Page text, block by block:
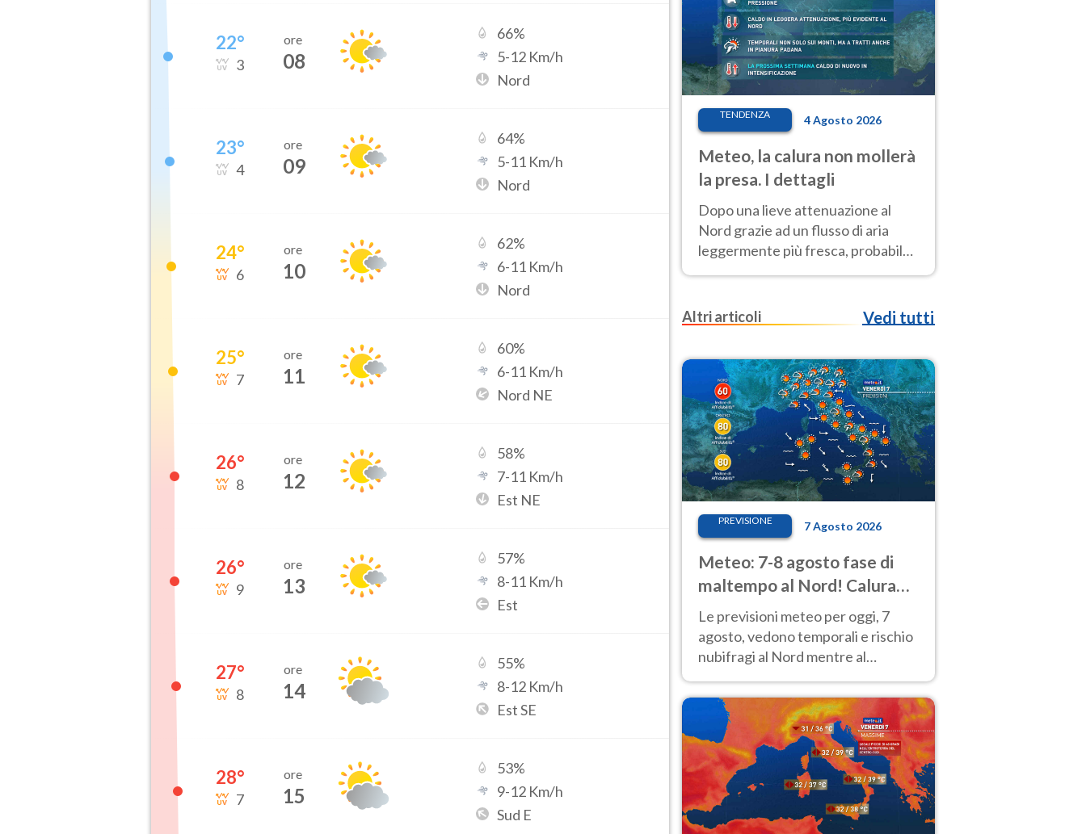
22°
3
ore
08
66%
5-12 Km/h
Nord
23°
4
ore
09
64%
5-11 Km/h
Nord
24°
6
ore
10
62%
6-11 Km/h
Nord
25°
7
ore
11
60%
6-11 Km/h
Nord NE
26°
8
ore
12
58%
7-11 Km/h
Est NE
26°
9
ore
13
57%
8-11 Km/h
Est
27°
8
ore
14
55%
8-12 Km/h
Est SE
28°
7
ore
15
53%
9-12 Km/h
Sud E
TENDENZA 4 Agosto 2026
Meteo, la calura non mollerà
la presa. I dettagli
Dopo una lieve attenuazione al
Nord grazie ad un flusso di aria
leggermente più fresca, probabile
nuovo rinforzo dell’anticiclone
Altri articoli
Vedi tutti
PREVISIONE 7 Agosto 2026
Meteo: 7-8 agosto fase di
maltempo al Nord! Calura
fino a Ferragosto
Le previsioni meteo per oggi, 7
agosto, vedono temporali e rischio
nubifragi al Nord mentre al
molto intenso.